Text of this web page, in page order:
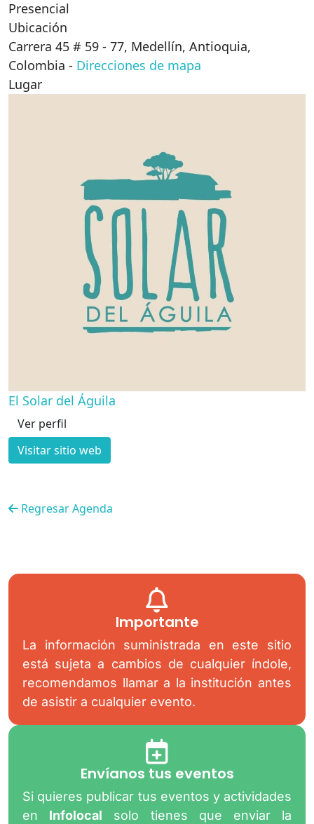
Presencial
Ubicación
Carrera 45 # 59 - 77, Medellín, Antioquia,
Colombia - Direcciones de mapa
Lugar
El Solar del Águila
Ver perfil
Visitar sitio web
Regresar Agenda
Importante
La información suministrada en este sitio
está sujeta a cambios de cualquier índole,
recomendamos llamar a la institución antes
de asistir a cualquier evento.
Envíanos tus eventos
Si quieres publicar tus eventos y actividades
en Infolocal solo tienes que enviar la